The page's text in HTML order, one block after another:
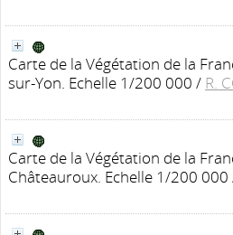
Carte de la Végétation de la
sur-Yon. Echelle 1/200 000 / R.
Carte de la Végétation de la
Châteauroux. Echelle 1/200 000